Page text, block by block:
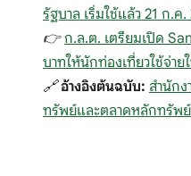
รัฐบาล เริ่มใช้แล้ว 21 ก.ค.
👉ก.ล.ต. เตรียมเปิด
บาทให้นักท่องเที่ยวใช้จ่าย
🔗อ้างอิงต้นฉบับ: สำนัก
ทรัพย์และตลาดหลักทรัพ